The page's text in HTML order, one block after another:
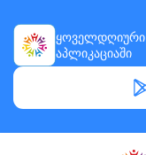
ყოველდღიური
აპლიკაციაში